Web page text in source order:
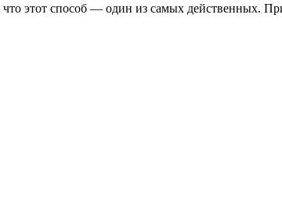
этот способ — один из самых действенных.